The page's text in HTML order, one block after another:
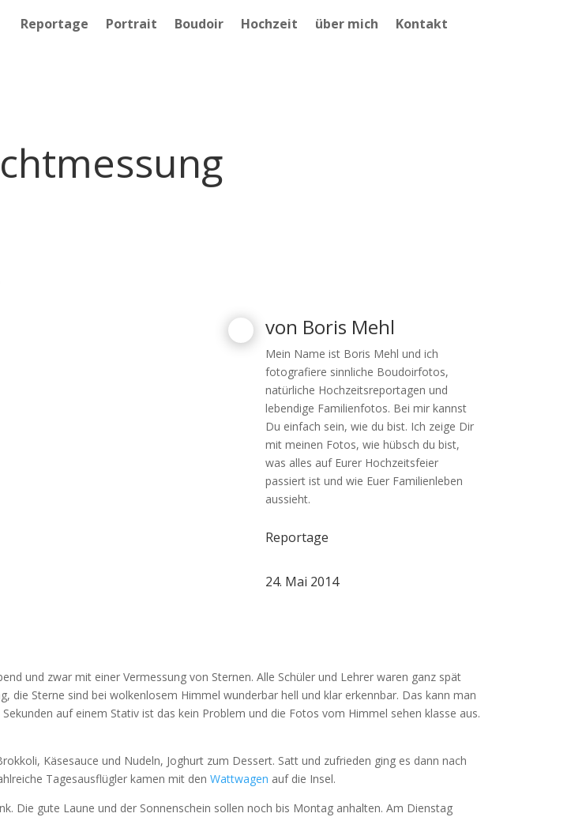
Reportage Portrait Boudoir Hochzeit über mich Kontakt
von Boris Mehl
Mein Name ist Boris Mehl und ich
fotografiere sinnliche Boudoirfotos,
natürliche Hochzeitsreportagen und
lebendige Familienfotos. Bei mir kannst
Du einfach sein, wie du bist. Ich zeige Dir
mit meinen Fotos, wie hübsch du bist,
was alles auf Eurer Hochzeitsfeier
passiert ist und wie Euer Familienleben
aussieht.
Reportage
24. Mai 2014
und zwar mit einer Vermessung von Sternen. Alle Schüler und Lehrer waren ganz spät
Sterne sind bei wolkenlosem Himmel wunderbar hell und klar erkennbar. Das kann man
auf einem Stativ ist das kein Problem und die Fotos vom Himmel sehen klasse aus.
Käsesauce und Nudeln, Joghurt zum Dessert. Satt und zufrieden ging es dann nach
Tagesausflügler kamen mit den Wattwagen auf die Insel.
Die gute Laune und der Sonnenschein sollen noch bis Montag anhalten. Am Dienstag